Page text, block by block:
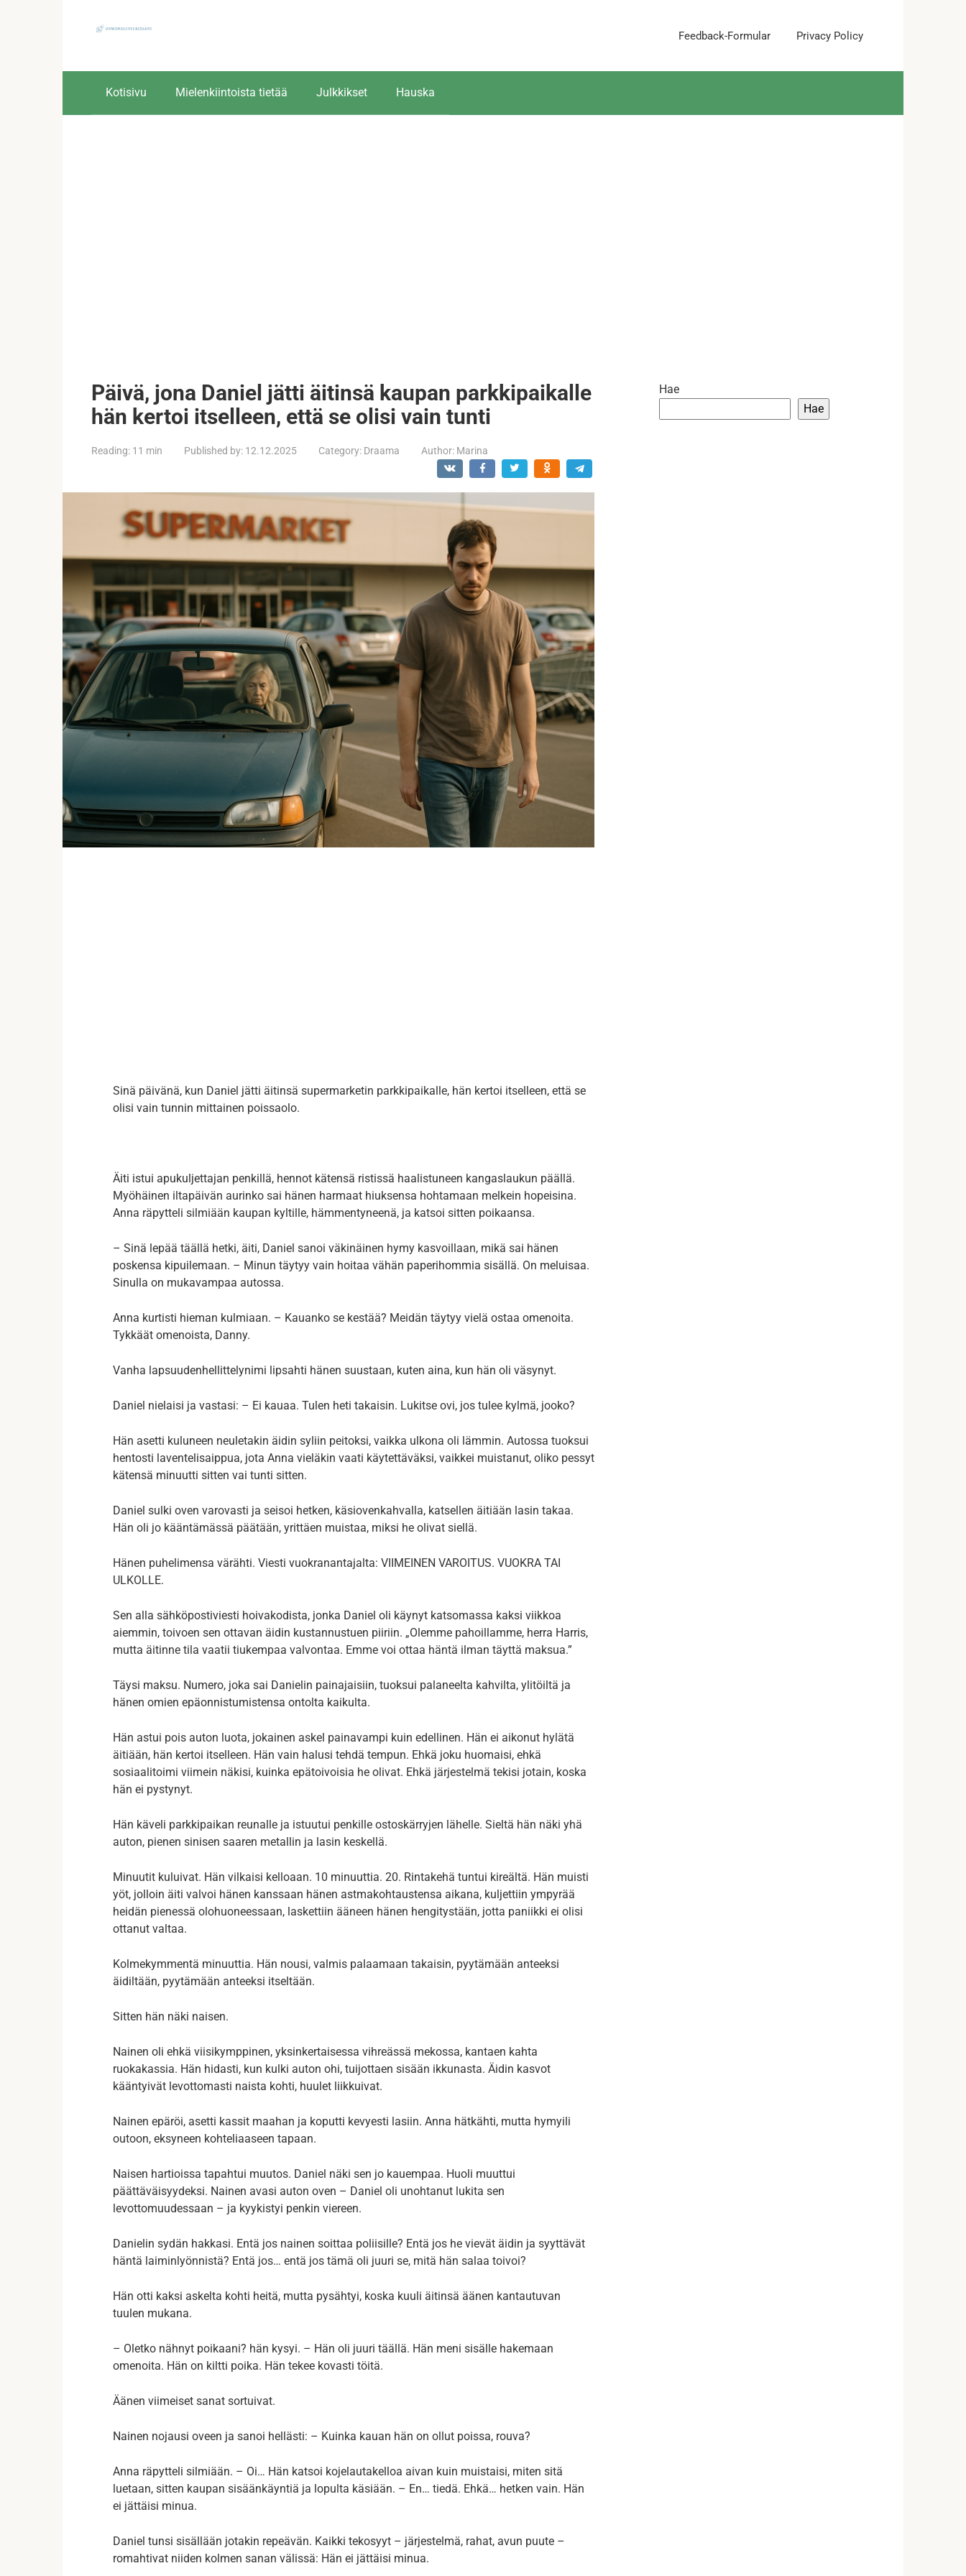
Feedback-Formular Privacy Policy
Kotisivu Mielenkiintoista tietää Julkkikset Hauska
Päivä, jona Daniel jätti äitinsä kaupan parkkipaikalle
hän kertoi itselleen, että se olisi vain tunti
Reading: 11 min Published by: 12.12.2025 Category: Draama Author: Marina
Sinä päivänä, kun Daniel jätti äitinsä supermarketin parkkipaikalle, hän kertoi itselleen, että se
olisi vain tunnin mittainen poissaolo.
Äiti istui apukuljettajan penkillä, hennot kätensä ristissä haalistuneen kangaslaukun päällä.
Myöhäinen iltapäivän aurinko sai hänen harmaat hiuksensa hohtamaan melkein hopeisina.
Anna räpytteli silmiään kaupan kyltille, hämmentyneenä, ja katsoi sitten poikaansa.
– Sinä lepää täällä hetki, äiti, Daniel sanoi väkinäinen hymy kasvoillaan, mikä sai hänen
poskensa kipuilemaan. – Minun täytyy vain hoitaa vähän paperihommia sisällä. On meluisaa.
Sinulla on mukavampaa autossa.
Anna kurtisti hieman kulmiaan. – Kauanko se kestää? Meidän täytyy vielä ostaa omenoita.
Tykkäät omenoista, Danny.
Vanha lapsuudenhellittelynimi lipsahti hänen suustaan, kuten aina, kun hän oli väsynyt.
Daniel nielaisi ja vastasi: – Ei kauaa. Tulen heti takaisin. Lukitse ovi, jos tulee kylmä, jooko?
Hän asetti kuluneen neuletakin äidin syliin peitoksi, vaikka ulkona oli lämmin. Autossa tuoksui
hentosti laventelisaippua, jota Anna vieläkin vaati käytettäväksi, vaikkei muistanut, oliko pessyt
kätensä minuutti sitten vai tunti sitten.
Daniel sulki oven varovasti ja seisoi hetken, käsiovenkahvalla, katsellen äitiään lasin takaa.
Hän oli jo kääntämässä päätään, yrittäen muistaa, miksi he olivat siellä.
Hänen puhelimensa värähti. Viesti vuokranantajalta: VIIMEINEN VAROITUS. VUOKRA TAI
ULKOLLE.
Sen alla sähköpostiviesti hoivakodista, jonka Daniel oli käynyt katsomassa kaksi viikkoa
aiemmin, toivoen sen ottavan äidin kustannustuen piiriin. „Olemme pahoillamme, herra Harris,
mutta äitinne tila vaatii tiukempaa valvontaa. Emme voi ottaa häntä ilman täyttä maksua.”
Täysi maksu. Numero, joka sai Danielin painajaisiin, tuoksui palaneelta kahvilta, ylitöiltä ja
hänen omien epäonnistumistensa ontolta kaikulta.
Hän astui pois auton luota, jokainen askel painavampi kuin edellinen. Hän ei aikonut hylätä
äitiään, hän kertoi itselleen. Hän vain halusi tehdä tempun. Ehkä joku huomaisi, ehkä
sosiaalitoimi viimein näkisi, kuinka epätoivoisia he olivat. Ehkä järjestelmä tekisi jotain, koska
hän ei pystynyt.
Hän käveli parkkipaikan reunalle ja istuutui penkille ostoskärryjen lähelle. Sieltä hän näki yhä
auton, pienen sinisen saaren metallin ja lasin keskellä.
Minuutit kuluivat. Hän vilkaisi kelloaan. 10 minuuttia. 20. Rintakehä tuntui kireältä. Hän muisti
yöt, jolloin äiti valvoi hänen kanssaan hänen astmakohtaustensa aikana, kuljettiin ympyrää
heidän pienessä olohuoneessaan, laskettiin ääneen hänen hengitystään, jotta paniikki ei olisi
ottanut valtaa.
Kolmekymmentä minuuttia. Hän nousi, valmis palaamaan takaisin, pyytämään anteeksi
äidiltään, pyytämään anteeksi itseltään.
Sitten hän näki naisen.
Nainen oli ehkä viisikymppinen, yksinkertaisessa vihreässä mekossa, kantaen kahta
ruokakassia. Hän hidasti, kun kulki auton ohi, tuijottaen sisään ikkunasta. Äidin kasvot
kääntyivät levottomasti naista kohti, huulet liikkuivat.
Nainen epäröi, asetti kassit maahan ja koputti kevyesti lasiin. Anna hätkähti, mutta hymyili
outoon, eksyneen kohteliaaseen tapaan.
Naisen hartioissa tapahtui muutos. Daniel näki sen jo kauempaa. Huoli muuttui
päättäväisyydeksi. Nainen avasi auton oven – Daniel oli unohtanut lukita sen
levottomuudessaan – ja kyykistyi penkin viereen.
Danielin sydän hakkasi. Entä jos nainen soittaa poliisille? Entä jos he vievät äidin ja syyttävät
häntä laiminlyönnistä? Entä jos… entä jos tämä oli juuri se, mitä hän salaa toivoi?
Hän otti kaksi askelta kohti heitä, mutta pysähtyi, koska kuuli äitinsä äänen kantautuvan
tuulen mukana.
– Oletko nähnyt poikaani? hän kysyi. – Hän oli juuri täällä. Hän meni sisälle hakemaan
omenoita. Hän on kiltti poika. Hän tekee kovasti töitä.
Äänen viimeiset sanat sortuivat.
Nainen nojausi oveen ja sanoi hellästi: – Kuinka kauan hän on ollut poissa, rouva?
Anna räpytteli silmiään. – Oi… Hän katsoi kojelautakelloa aivan kuin muistaisi, miten sitä
luetaan, sitten kaupan sisäänkäyntiä ja lopulta käsiään. – En… tiedä. Ehkä… hetken vain. Hän
ei jättäisi minua.
Daniel tunsi sisällään jotakin repeävän. Kaikki tekosyyt – järjestelmä, rahat, avun puute –
romahtivat niiden kolmen sanan välissä: Hän ei jättäisi minua.
Hae
Hae